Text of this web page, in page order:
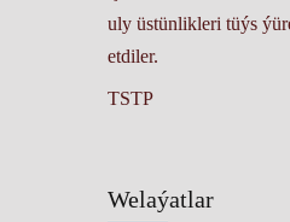
Welaýatlar
uly üstünlikleri tüýs
etdiler.
TSTP